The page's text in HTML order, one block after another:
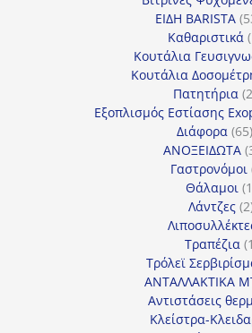
ΕΙΔΗ BARISTA
Καθαριστικά
Κουτάλια
Κουτάλια
Πατητήρια 2
Εξοπλισμός Εστίασης
Διάφορα 65
ΑΝΟΞΕΙΔΩΤΑ
Γαστρονόμοι
Θάλαμοι 1
Λάντζες 2
Τραπέζια 1
Τρόλεϊ
ΑΝΤΑΛΛΑΚΤΙΚΑ
Αντιστάσεις
Κλείστρα-